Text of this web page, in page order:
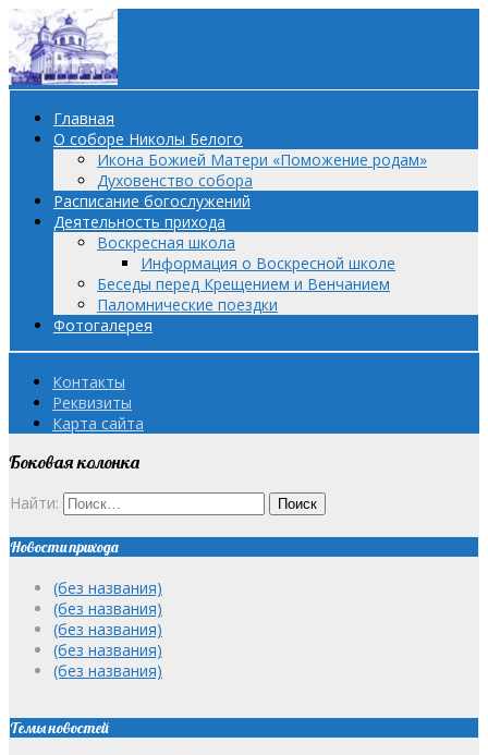
Главная
О соборе Николы Белого
Икона Божией Матери «Поможение родам»
Духовенство собора
Расписание богослужений
Деятельность прихода
Воскресная школа
Информация о Воскресной школе
Беседы перед Крещением и Венчанием
Паломнические поездки
Фотогалерея
Контакты
Реквизиты
Карта сайта
Боковая колонка
Найти:
Новости прихода
(без названия)
(без названия)
(без названия)
(без названия)
(без названия)
Темы новостей